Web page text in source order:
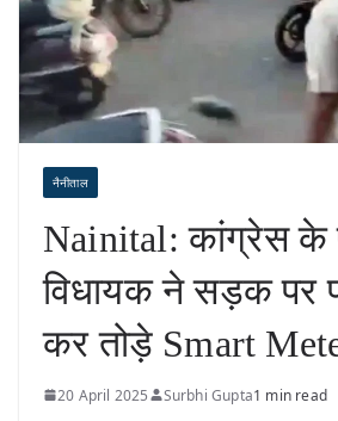
नैनीताल
Nainital: कांग्रेस के
विधायक ने सड़क
कर तोड़े Smart
20 April 2025 Surbhi Gupta1 min read